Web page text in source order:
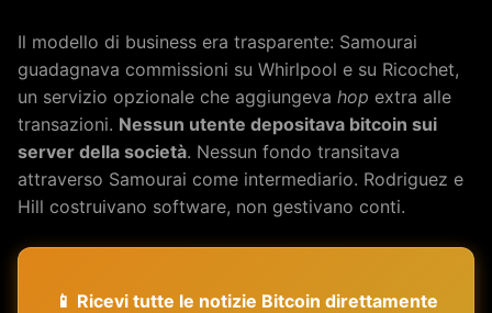
Il modello di business era trasparente: Samourai
guadagnava commissioni su Whirlpool e su Ricochet,
un servizio opzionale che aggiungeva hop extra alle
transazioni. Nessun utente depositava bitcoin sui
server della società. Nessun fondo transitava
attraverso Samourai come intermediario. Rodriguez e
Hill costruivano software, non gestivano conti.
📱 Ricevi tutte le notizie Bitcoin direttamente